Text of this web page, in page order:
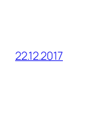
22.12.2017